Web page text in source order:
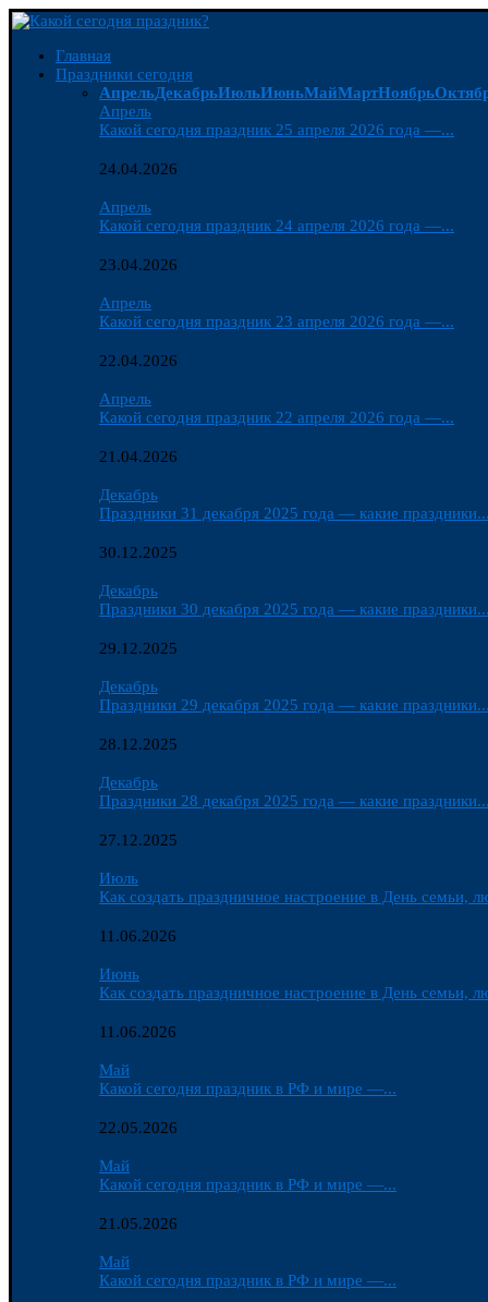
Главная
Праздники сегодня
АпрельДекабрьИюльИюньМайМартНоябрь
Апрель
Какой сегодня праздник 25 апреля 2026 года —...
24.04.2026
Апрель
Какой сегодня праздник 24 апреля 2026 года —...
23.04.2026
Апрель
Какой сегодня праздник 23 апреля 2026 года —...
22.04.2026
Апрель
Какой сегодня праздник 22 апреля 2026 года —...
21.04.2026
Декабрь
Праздники 31 декабря 2025 года — какие праздники...
30.12.2025
Декабрь
Праздники 30 декабря 2025 года — какие праздники...
29.12.2025
Декабрь
Праздники 29 декабря 2025 года — какие праздники...
28.12.2025
Декабрь
Праздники 28 декабря 2025 года — какие праздники...
27.12.2025
Июль
Как создать праздничное настроение в День семьи,
11.06.2026
Июнь
Как создать праздничное настроение в День семьи,
11.06.2026
Май
Какой сегодня праздник в РФ и мире —...
22.05.2026
Май
Какой сегодня праздник в РФ и мире —...
21.05.2026
Май
Какой сегодня праздник в РФ и мире —...